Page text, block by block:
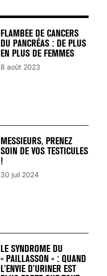
FLAMBÉE DE CANCERS
DU PANCRÉAS : DE PLUS
EN PLUS DE FEMMES
8 août 2023
MESSIEURS, PRENEZ
SOIN DE VOS TESTICULES
!
30 juil 2024
LE SYNDROME DU
« PAILLASSON » : QUAND
L’ENVIE D’URINER EST